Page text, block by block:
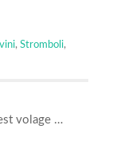
,Stromboli,
volage …